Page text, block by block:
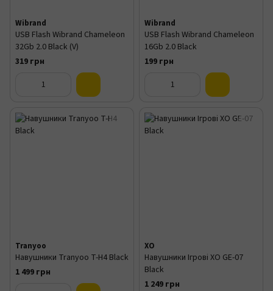
Wibrand
USB Flash Wibrand Chameleon
32Gb 2.0 Black (V)
319 грн
Wibrand
USB Flash Wibrand Chameleon
16Gb 2.0 Black
199 грн
Tranyoo
Навушники Tranyoo T-H4 Black
1 499 грн
XO
Навушники Ігрові XO GE-07
Black
1 249 грн